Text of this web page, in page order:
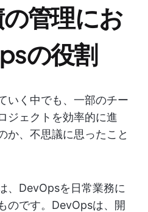
管理にお
の役割
いく中でも、一部のチー
ジェクトを効率的に進
か、不思議に思ったこと
、DevOpsを日常業務に
のです。DevOpsは、開